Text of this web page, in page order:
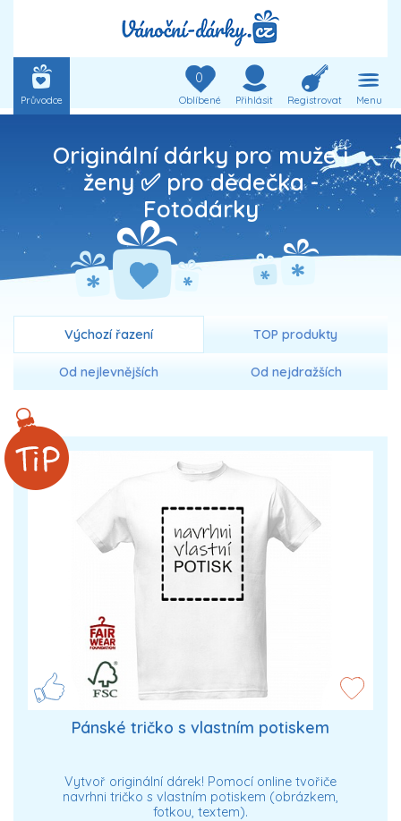
Průvodce
0
Oblíbené Přihlásit Registrovat Menu
Originální dárky pro muže i
ženy ✅ pro dědečka -
Fotodárky
Výchozí řazení TOP produkty
Od nejlevnějších Od nejdražších
Pánské tričko s vlastním potiskem
Vytvoř originální dárek! Pomocí online tvořiče
navrhni tričko s vlastním potiskem (obrázkem,
fotkou, textem).